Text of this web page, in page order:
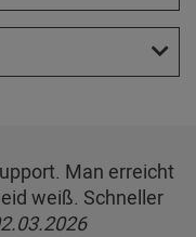
Man erreicht
weiß. Schneller